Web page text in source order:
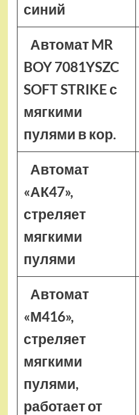
синий
Автомат MR
BOY 7081YSZC
SOFT STRIKE с
мягкими
пулями в кор.
Автомат
«АК47»,
стреляет
мягкими
пулями
Автомат
«М416»,
стреляет
мягкими
пулями,
работает от